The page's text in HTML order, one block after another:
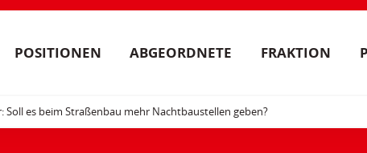
POSITIONEN ABGEORDNETE FRAKTION
Soll es beim Straßenbau mehr Nachtbaustellen geben?